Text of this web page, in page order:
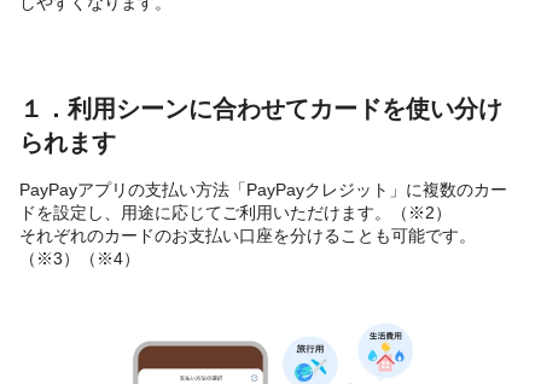
１．利用シーンに合わせてカードを使い分け
られます
PayPayアプリの支払い方法「PayPayクレジット」に複数のカー
ドを設定し、用途に応じてご利用いただけます。（※2）
それぞれのカードのお支払い口座を分けることも可能です。
（※3）（※4）